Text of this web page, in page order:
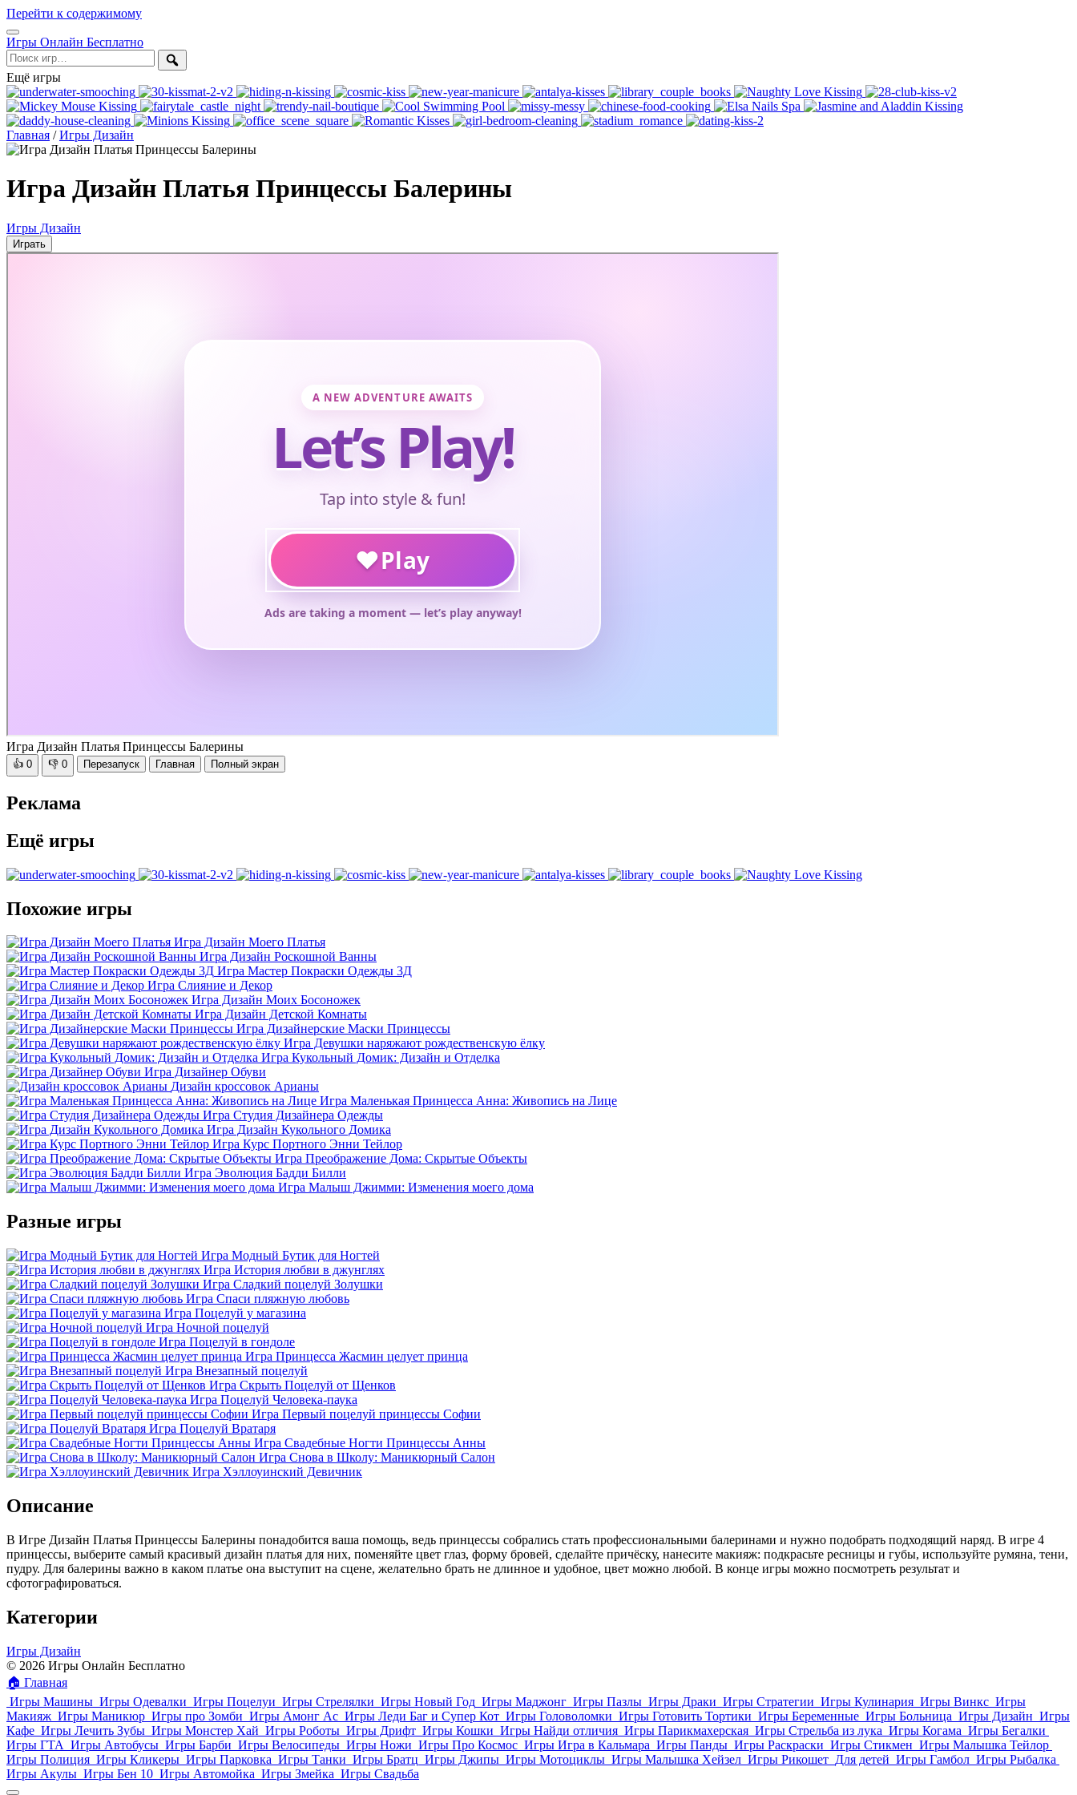
Перейти к содержимому
Открыть
меню
Игры Онлайн Бесплатно
Поиск
Ещё игры
Главная / Игры Дизайн
Игра Дизайн Платья Принцессы Балерины
Игры Дизайн
Играть
Игра Дизайн Платья Принцессы Балерины
👍 0 👎 0 Перезапуск Главная Полный экран
Реклама
Ещё игры
Похожие игры
Игра Дизайн Моего Платья
Игра Дизайн Роскошной Ванны
Игра Мастер Покраски Одежды 3Д
Игра Слияние и Декор
Игра Дизайн Моих Босоножек
Игра Дизайн Детской Комнаты
Игра Дизайнерские Маски Принцессы
Игра Девушки наряжают рождественскую ёлку
Игра Кукольный Домик: Дизайн и Отделка
Игра Дизайнер Обуви
Дизайн кроссовок Арианы
Игра Маленькая Принцесса Анна: Живопись на Лице
Игра Студия Дизайнера Одежды
Игра Дизайн Кукольного Домика
Игра Курс Портного Энни Тейлор
Игра Преображение Дома: Скрытые Объекты
Игра Эволюция Бадди Билли
Игра Малыш Джимми: Изменения моего дома
Разные игры
Игра Модный Бутик для Ногтей
Игра История любви в джунглях
Игра Сладкий поцелуй Золушки
Игра Спаси пляжную любовь
Игра Поцелуй у магазина
Игра Ночной поцелуй
Игра Поцелуй в гондоле
Игра Принцесса Жасмин целует принца
Игра Внезапный поцелуй
Игра Скрыть Поцелуй от Щенков
Игра Поцелуй Человека-паука
Игра Первый поцелуй принцессы Софии
Игра Поцелуй Вратаря
Игра Свадебные Ногти Принцессы Анны
Игра Снова в Школу: Маникюрный Салон
Игра Хэллоуинский Девичник
Описание
В Игре Дизайн Платья Принцессы Балерины понадобится ваша помощь, ведь принцессы собрались стать профессиональными балеринами и нужно подобрать подходящий наряд. В игре 4
принцессы, выберите самый красивый дизайн платья для них, поменяйте цвет глаз, форму бровей, сделайте причёску, нанесите макияж: подкрасьте ресницы и губы, используйте румяна, тени,
пудру. Для балерины важно в каком платье она выступит на сцене, желательно брать не длинное и удобное, цвет можно любой. В конце игры можно посмотреть результат и
сфотографироваться.
Категории
Игры Дизайн
© 2026 Игры Онлайн Бесплатно
🏠 Главная
Игры Машины Игры Одевалки Игры Поцелуи Игры Стрелялки Игры Новый Год Игры Маджонг Игры Пазлы Игры Драки Игры Стратегии Игры Кулинария Игры Винкс Игры
Макияж Игры Маникюр Игры про Зомби Игры Амонг Ас Игры Леди Баг и Супер Кот Игры Головоломки Игры Готовить Тортики Игры Беременные Игры Больница Игры Дизайн Игры
Кафе Игры Лечить Зубы Игры Монстер Хай Игры Роботы Игры Дрифт Игры Кошки Игры Найди отличия Игры Парикмахерская Игры Стрельба из лука Игры Когама Игры Бегалки
Игры ГТА Игры Автобусы Игры Барби Игры Велосипеды Игры Ножи Игры Про Космос Игры Игра в Кальмара Игры Панды Игры Раскраски Игры Стикмен Игры Малышка Тейлор
Игры Полиция Игры Кликеры Игры Парковка Игры Танки Игры Братц Игры Джипы Игры Мотоциклы Игры Малышка Хейзел Игры Рикошет Для детей Игры Гамбол Игры Рыбалка
Игры Акулы Игры Бен 10 Игры Автомойка Игры Змейка Игры Свадьба